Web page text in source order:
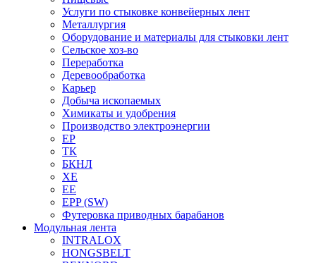
Услуги по стыковке конвейерных лент
Металлургия
Оборудование и материалы для стыковки лент
Сельское хоз-во
Переработка
Деревообработка
Карьер
Добыча ископаемых
Химикаты и удобрения
Производство электроэнергии
EP
ТК
БКНЛ
XE
EE
EPP (SW)
Футеровка приводных барабанов
Модульная лента
INTRALOX
HONGSBELT